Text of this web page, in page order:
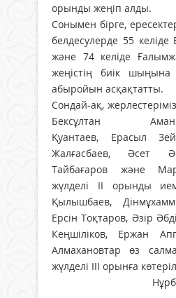
орынды жеңіп алды.
Сонымен бірге,
белдесулерде 55
және 74 келіде
жеңістің биік шыңына
абыройын асқақтатты.
Сондай-ақ,
Бексұлтан
Қуантаев, Ерасыл
Жалғасбаев, Әсет
Тайбағаров және
жүлделі ІІ орынды
Қылышбаев,
Ерсін Тоқтаров, Әзір
Кеңшіліков, Ержан
Алмахановтар өз
жүлделі ІІІ орынға